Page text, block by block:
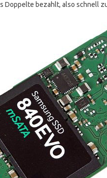
Doppelte bezahlt, also schnell